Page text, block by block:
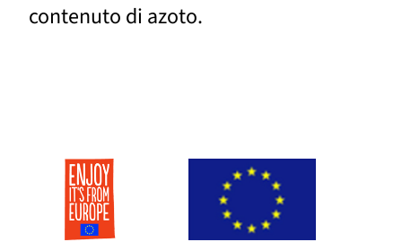
contenuto di azoto.